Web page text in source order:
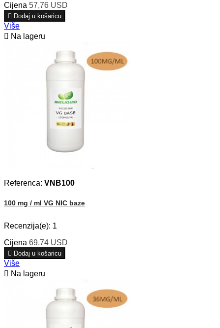
Cijena 57,76 USD
 Dodaj u košaricu
Više
 Na lageru
Referenca: VNB100
100 mg / ml VG NIC baze
Recenzija(e): 1
Cijena 69,74 USD
 Dodaj u košaricu
Više
 Na lageru